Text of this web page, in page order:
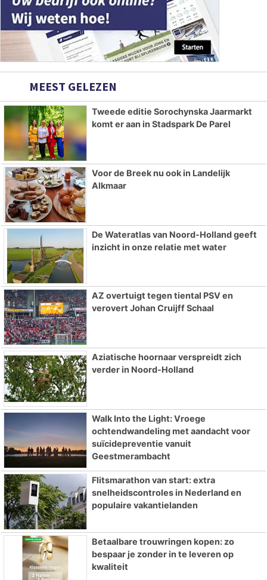
MEEST GELEZEN
Tweede editie Sorochynska Jaarmarkt
komt er aan in Stadspark De Parel
Voor de Breek nu ook in Landelijk
Alkmaar
De Wateratlas van Noord-Holland geeft
inzicht in onze relatie met water
AZ overtuigt tegen tiental PSV en
verovert Johan Cruijff Schaal
Aziatische hoornaar verspreidt zich
verder in Noord-Holland
Walk Into the Light: Vroege
ochtendwandeling met aandacht voor
suïcidepreventie vanuit
Geestmerambacht
Flitsmarathon van start: extra
snelheidscontroles in Nederland en
populaire vakantielanden
Betaalbare trouwringen kopen: zo
bespaar je zonder in te leveren op
kwaliteit